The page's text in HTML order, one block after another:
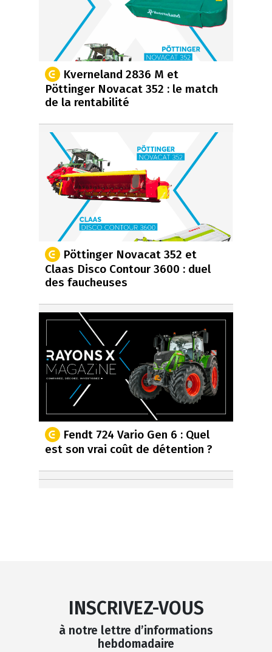
Kverneland 2836 M et
Pöttinger Novacat 352 : le match
de la rentabilité
Pöttinger Novacat 352 et
Claas Disco Contour 3600 : duel
des faucheuses
Fendt 724 Vario Gen 6 : Quel
est son vrai coût de détention ?
INSCRIVEZ-VOUS
à notre lettre d’informations
hebdomadaire